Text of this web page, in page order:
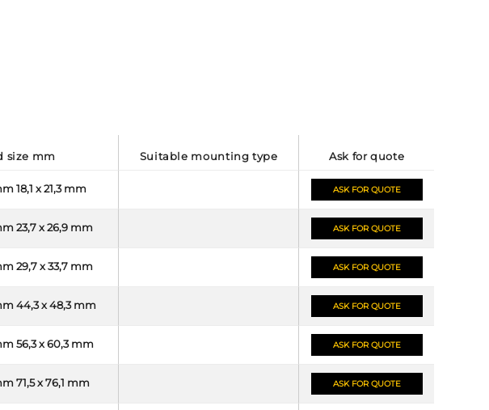
size mm suitable mounting type ask for quote
18,1 x 21,3 mm ASK FOR QUOTE
23,7 x 26,9 mm ASK FOR QUOTE
29,7 x 33,7 mm ASK FOR QUOTE
44,3 x 48,3 mm ASK FOR QUOTE
56,3 x 60,3 mm ASK FOR QUOTE
71,5 x 76,1 mm ASK FOR QUOTE